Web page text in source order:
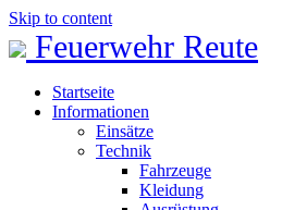
Skip to content
Feuerwehr Reute
Startseite
Informationen
Einsätze
Technik
Fahrzeuge
Kleidung